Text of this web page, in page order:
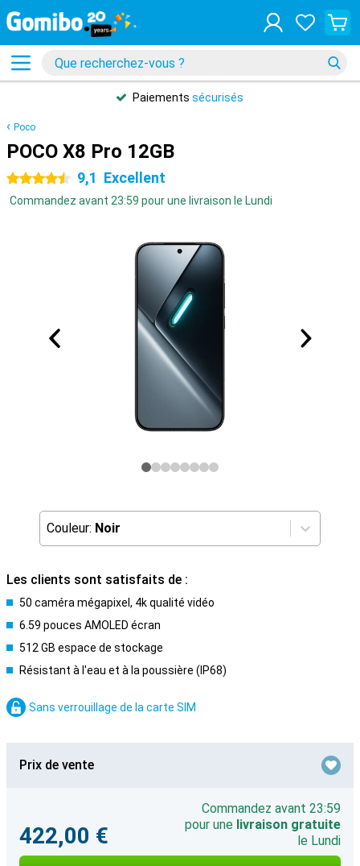
Paiements sécurisés
Poco
POCO X8 Pro 12GB
4.5 étoiles 9,1 Excellent
Commandez avant 23:59 pour une livraison le Lundi
Couleur: Noir
Les clients sont satisfaits de :
50 caméra mégapixel, 4k qualité vidéo
6.59 pouces AMOLED écran
512 GB espace de stockage
Résistant à l'eau et à la poussière (IP68)
Sans verrouillage de la carte SIM
Prix de vente
422,00 €
Commandez avant 23:59
pour une livraison gratuite
le Lundi